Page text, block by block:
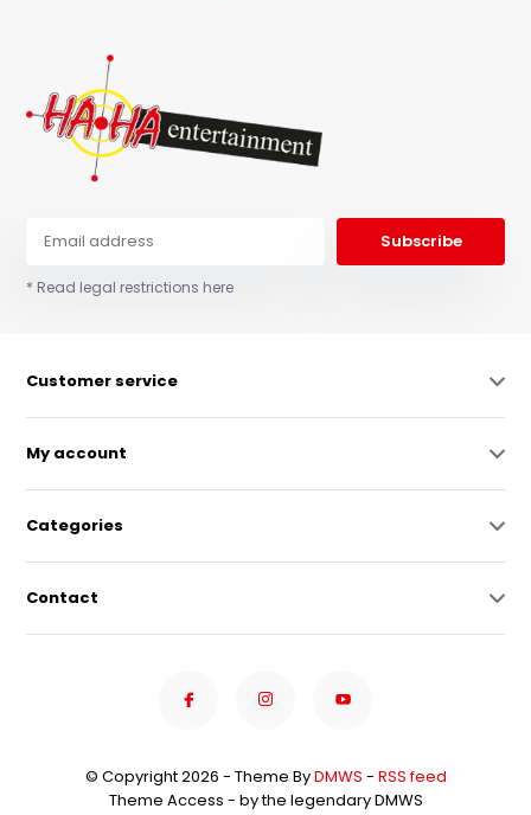
Subscribe
* Read legal restrictions here
Customer service
My account
Categories
Contact
© Copyright 2026 - Theme ByDMWS - RSS feed
Theme Access - by the legendary DMWS